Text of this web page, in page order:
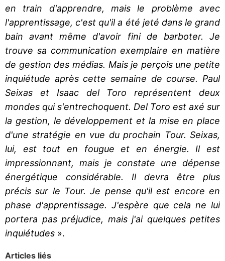
en train d'apprendre, mais le problème avec
l'apprentissage, c'est qu'il a été jeté dans le grand
bain avant même d'avoir fini de barboter. Je
trouve sa communication exemplaire en matière
de gestion des médias. Mais je perçois une petite
inquiétude après cette semaine de course. Paul
Seixas et Isaac del Toro représentent deux
mondes qui s'entrechoquent. Del Toro est axé sur
la gestion, le développement et la mise en place
d'une stratégie en vue du prochain Tour. Seixas,
lui, est tout en fougue et en énergie. Il est
impressionnant, mais je constate une dépense
énergétique considérable. Il devra être plus
précis sur le Tour. Je pense qu'il est encore en
phase d'apprentissage. J'espère que cela ne lui
portera pas préjudice, mais j'ai quelques petites
inquiétudes ».
Articles liés